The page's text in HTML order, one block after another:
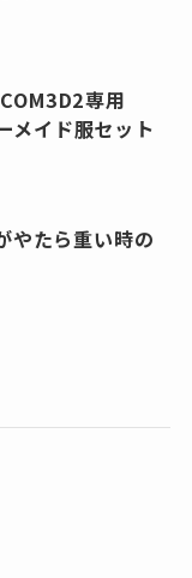
専用
メイド服セット
たら重い時の